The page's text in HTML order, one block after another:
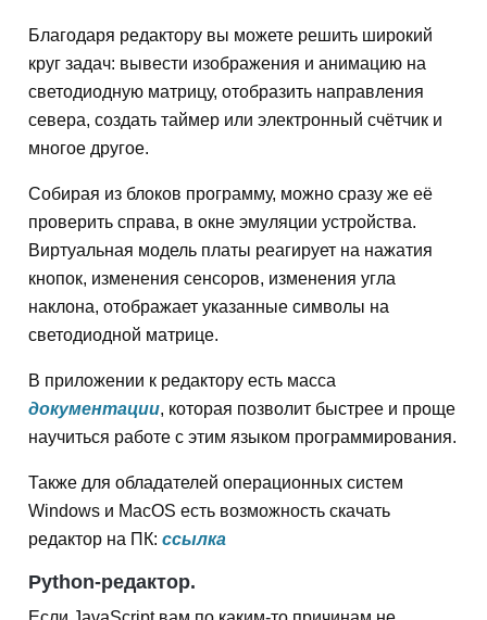
Благодаря редактору вы можете решить широкий
круг задач: вывести изображения и анимацию на
светодиодную матрицу, отобразить направления
севера, создать таймер или электронный счётчик и
многое другое.
Собирая из блоков программу, можно сразу же её
проверить справа, в окне эмуляции устройства.
Виртуальная модель платы реагирует на нажатия
кнопок, изменения сенсоров, изменения угла
наклона, отображает указанные символы на
светодиодной матрице.
В приложении к редактору есть масса
документации, которая позволит быстрее и проще
научиться работе с этим языком программирования.
Также для обладателей операционных систем
Windows и MacOS есть возможность скачать
редактор на ПК: ссылка
Python-редактор.